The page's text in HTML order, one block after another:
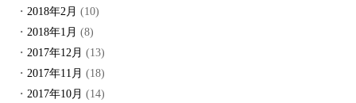
2018年2月 (10)
2018年1月 (8)
2017年12月 (13)
2017年11月 (18)
2017年10月 (14)